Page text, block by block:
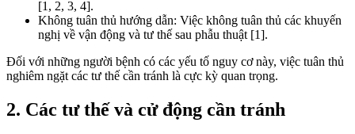
[1, 2, 3, 4].
Không tuân thủ hướng dẫn: Việc không tuân thủ các khuyến
nghị về vận động và tư thế sau phẫu thuật [1].
Đối với những người bệnh có các yếu tố nguy cơ này, việc tuân thủ
nghiêm ngặt các tư thế cần tránh là cực kỳ quan trọng.
2. Các tư thế và cử động cần tránh